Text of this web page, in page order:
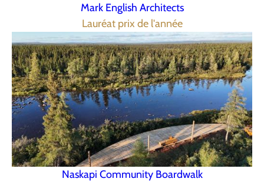
Mark English Architects
Lauréat prix de l'année
Naskapi Community Boardwalk